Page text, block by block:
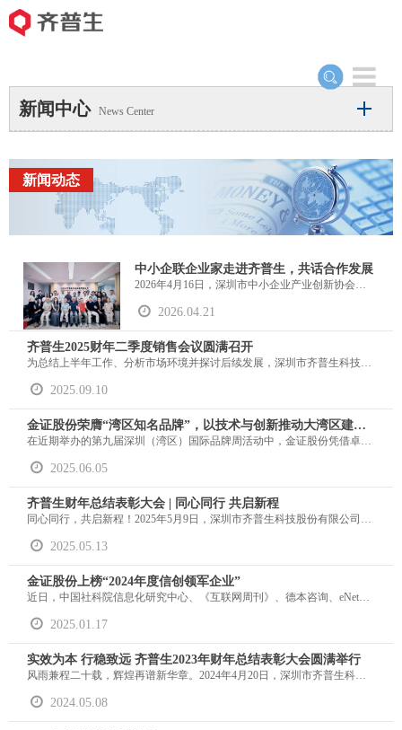
Toggle
navigation
新闻中心 News Center
新闻动态
中小企联企业家走进齐普生，共话合作发展
2026年4月16日，深圳市中小企业产业创新协会、深圳市中小企业家联谊会企业家一行走进深圳市齐普生科技股份有限公司（以下简称“齐普生”），围绕产业协同、渠道共建及数字化转型等议题展开深度座谈交流。齐普生总经理乔东斌携核心团队热情接待，双方就AI算力时代下的行业发展新机遇、大中小企业协同创新路径等话题进行了深入探讨，达成多项合作共识。
2026.04.21
齐普生2025财年二季度销售会议圆满召开
为总结上半年工作、分析市场环境并探讨后续发展，深圳市齐普生科技股份有限公司于8月28日至29日在南昌召开了2025财年二季度销售会议。公司总办领导、销售体系全体员工以及各职能部门负责人参加了本次会议。本次会议以“聚力攻坚，行稳致远”为主题，对上一阶段工作进行了总结，并就当前业务形式和未来发展路径进行了深入交流。管理层与销售团队共同探讨、进一步统一认识、明确近期工作重点，为稳步推进业务调整提供了方向。
2025.09.10
金证股份荣膺“湾区知名品牌”，以技术与创新推动大湾区建设行稳致远
在近期举办的第九届深圳（湾区）国际品牌周活动中，金证股份凭借卓越的技术与创新实力，成功斩获“湾区知名品牌”称号，进一步彰显金证作为国内领军的金融科技全领域服务商在湾区建设与发展中的标杆示范作用。
2025.06.05
齐普生财年总结表彰大会 | 同心同行 共启新程
同心同行，共启新程！2025年5月9日，深圳市齐普生科技股份有限公司财年总结表彰大会在深圳总部隆重召开！
2025.05.13
金证股份上榜“2024年度信创领军企业”
近日，中国社科院信息化研究中心、《互联网周刊》、德本咨询、eNet研究院联合发布了“2024年度信创领军企业”榜单，金证股份凭借在行业的信创应用及实践成果成功入选。
2025.01.17
实效为本 行稳致远 齐普生2023年财年总结表彰大会圆满举行
风雨兼程二十载，辉煌再谱新华章。2024年4月20日，深圳市齐普生科技股份有限公司成立二十周年之际，来自全国各地的齐普生家人们齐聚深圳，隆重举行了“齐普生2023财年总结表彰大会暨成立20周年庆典活动”。大会以“实效为本、行稳致远”为主题，表彰先进，总结过去，展望未来。
2024.05.08